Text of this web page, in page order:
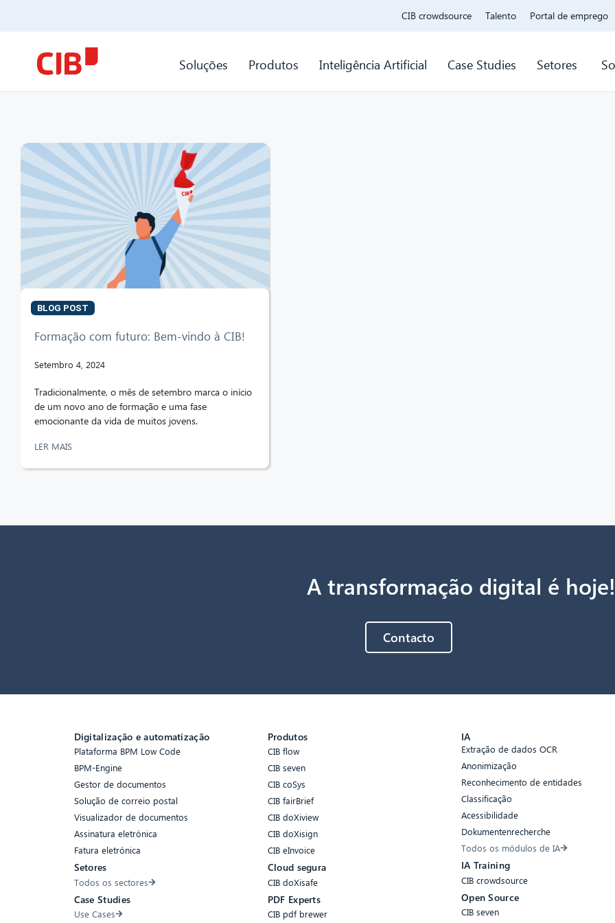
CIB crowdsource Talento Portal de emprego
Soluções Produtos Inteligência Artificial Case Studies Setores
BLOG POST
Formação com futuro: Bem-vindo à CIB!
Setembro 4, 2024
Tradicionalmente, o mês de setembro marca o início
de um novo ano de formação e uma fase
emocionante da vida de muitos jovens.
LER MAIS
A transformação digital é hoje!
Contacto
Digitalização e automatização
Plataforma BPM Low Code
BPM-Engine
Gestor de documentos
Solução de correio postal
Visualizador de documentos
Assinatura eletrónica
Fatura eletrónica
Setores
Todos os sectores
Case Studies
Use Cases
Produtos
CIB flow
CIB seven
CIB coSys
CIB fairBrief
CIB doXiview
CIB doXisign
CIB eInvoice
Cloud segura
CIB doXisafe
PDF Experts
CIB pdf brewer
IA
Extração de dados OCR
Anonimização
Reconhecimento de entidades
Classificação
Acessibilidade
Dokumentenrecherche
Todos os módulos de IA
IA Training
CIB crowdsource
Open Source
CIB seven